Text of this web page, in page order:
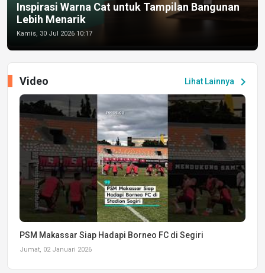
Inspirasi Warna Cat untuk Tampilan Bangunan
Lebih Menarik
Kamis, 30 Jul 2026 10:17
Lihat Lainnya chevron_right
Video
PSM Makassar Siap Hadapi Borneo FC di Segiri
Jumat, 02 Januari 2026